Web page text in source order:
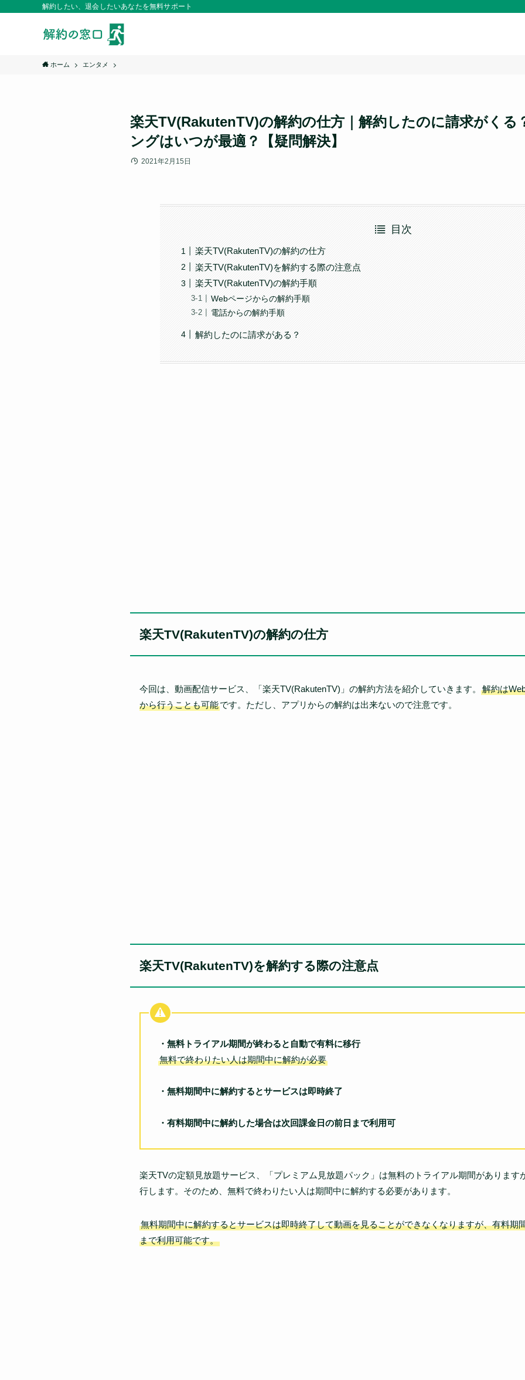
解約したい、退会したいあなたを無料サポート
ホーム エンタメ
楽天TV(RakutenTV)の解約の仕方｜解約したのに請求がくる
ングはいつが最適？【疑問解決】
2021年2月15日
目次
楽天TV(RakutenTV)の解約の仕方
楽天TV(RakutenTV)を解約する際の注意点
楽天TV(RakutenTV)の解約手順
Webページからの解約手順
電話からの解約手順
解約したのに請求がある？
楽天TV(RakutenTV)の解約の仕方
今回は、動画配信サービス、「楽天TV(RakutenTV)」の解約方法を紹介していきます。
解約は
から行うことも可能です。ただし、アプリからの解約は出来ないので注意です。
楽天TV(RakutenTV)を解約する際の注意点
・無料トライアル期間が終わると自動で有料に移行
無料で終わりたい人は期間中に解約が必要
・無料期間中に解約するとサービスは即時終了
・有料期間中に解約した場合は次回課金日の前日まで利用可
楽天TVの定額見放題サービス、「プレミアム見放題パック」は無料のトライアル期間があります
行します。そのため、無料で終わりたい人は期間中に解約する必要があります。
無料期間中に解約するとサービスは即時終了して動画を見ることができなくなりますが、有料期
まで利用可能です。